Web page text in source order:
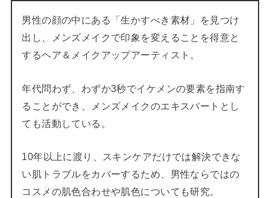
男性の顔の中にある「生かすべき素材」を見つけ
出し、メンズメイクで印象を変えることを得意と
するヘア＆メイクアップアーティスト。
年代問わず、わずか3秒でイケメンの要素を指南す
ることができ、メンズメイクのエキスパートとし
ても活動している。
10年以上に渡り、スキンケアだけでは解決できな
い肌トラブルをカバーするため、男性ならではの
コスメの肌色合わせや肌色についても研究。